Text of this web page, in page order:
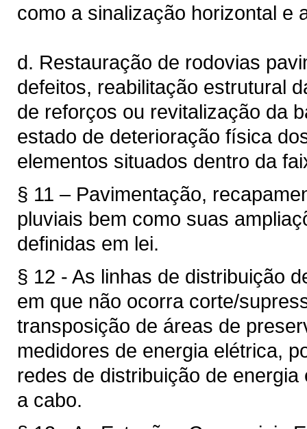
como a sinalização horizontal e
d. Restauração de rodovias
defeitos, reabilitação estrutural
de reforços ou revitalização da
estado de deterioração física
elementos situados dentro da
§ 11 – Pavimentação,
pluviais bem como suas
definidas em lei.
§ 12 - As linhas de distribuição
em que não ocorra corte/
transposição de áreas de
medidores de energia elétrica,
redes de distribuição de
a cabo.